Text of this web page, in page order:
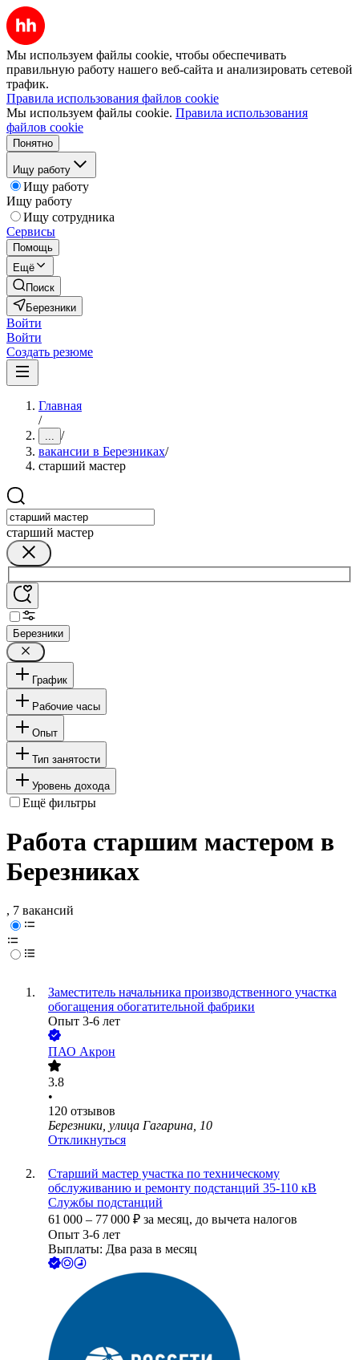
Мы используем файлы cookie, чтобы обеспечивать
правильную работу нашего веб-сайта и анализировать сетевой
трафик.
Правила использования файлов cookie
Мы используем файлы cookie. Правила использования
файлов cookie
Понятно
Ищу работу
Ищу работу
Ищу работу
Ищу сотрудника
Сервисы
Помощь
Ещё
Поиск
Березники
Войти
Войти
Создать резюме
Главная
/
... /
вакансии в Березниках/
старший мастер
старший мастер
Березники
График
Рабочие часы
Опыт
Тип занятости
Уровень дохода
Ещё фильтры
Работа старшим мастером в
Березниках
, 7 вакансий
Заместитель начальника производственного участка
обогащения обогатительной фабрики
Опыт 3-6 лет
ПАО Акрон
3.8
•
120 отзывов
Березники, улица Гагарина, 10
Откликнуться
Старший мастер участка по техническому
обслуживанию и ремонту подстанций 35-110 кВ
Службы подстанций
61 000 – 77 000 ₽ за месяц, до вычета налогов
Опыт 3-6 лет
Выплаты: Два раза в месяц